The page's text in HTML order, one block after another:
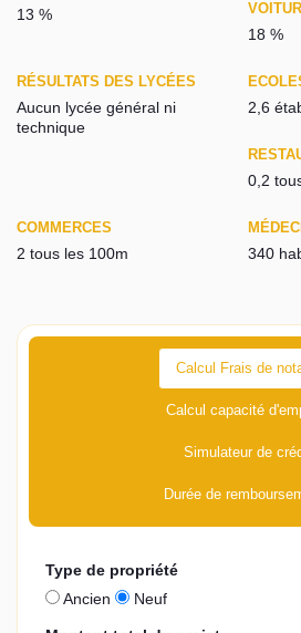
13 %
18 %
RÉSULTATS DES LYCÉES
Aucun lycée général ni
technique
2,6
0,2
COMMERCES
2 tous les 100m 340
Calcul Frais de
Calcul capacité
Simulateur de
Durée de